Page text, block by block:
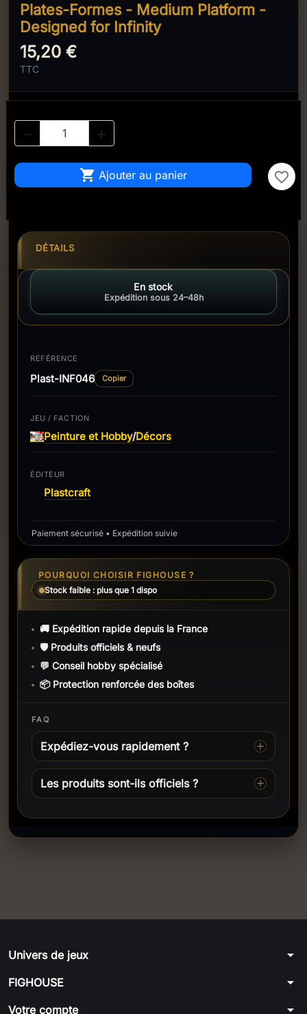
Plates-Formes - Medium Platform -
Designed for Infinity
15,20 €
TTC
 
 Ajouter au panier favorite_border
DÉTAILS
En stock
Expédition sous 24–48h
RÉFÉRENCE
Plast-INF046 Copier
JEU / FACTION
Peinture et Hobby/Décors
ÉDITEUR
Plastcraft
Paiement sécurisé • Expédition suivie
POURQUOI CHOISIR FIGHOUSE ?
Stock faible : plus que 1 dispo
🚚 Expédition rapide depuis la France
🛡️ Produits officiels & neufs
💬 Conseil hobby spécialisé
📦 Protection renforcée des boîtes
FAQ
Expédiez-vous rapidement ?
Les produits sont-ils officiels ?
Univers de jeux arrow_drop_down
FIGHOUSE arrow_drop_down
Votre compte arrow_drop_down